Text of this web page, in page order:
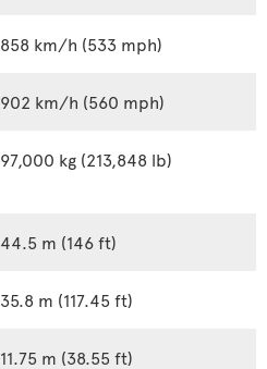
858 km/h (533 mph)
902 km/h (560 mph)
97,000 kg (213,848 lb)
44.5 m (146 ft)
35.8 m (117.45 ft)
11.75 m (38.55 ft)